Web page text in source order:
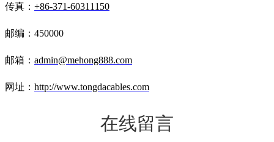
传真： +86-371-60311150
邮编：450000
邮箱： admin@mehong888.com
网址： http://www.tongdacables.com
在线留言